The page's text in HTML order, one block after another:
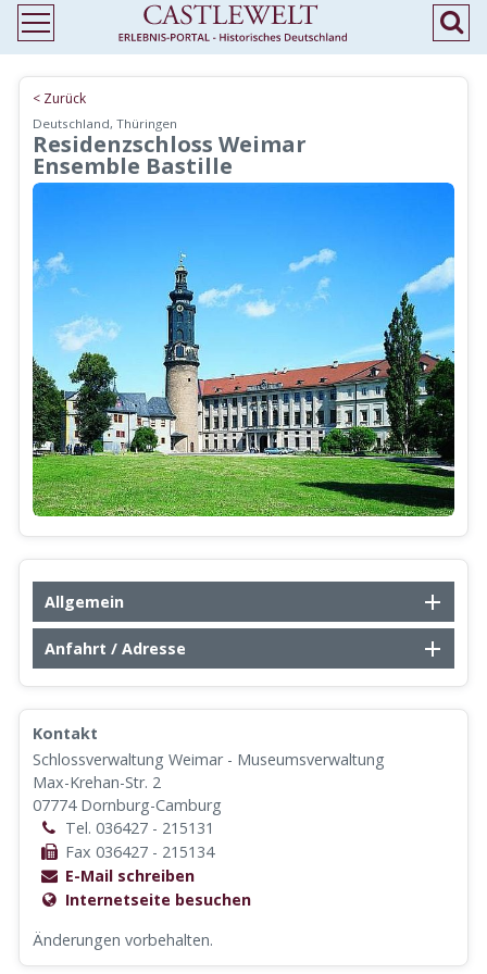
< Zurück
Deutschland, Thüringen
Residenzschloss Weimar
Ensemble Bastille
Allgemein
Anfahrt / Adresse
Kontakt
Schlossverwaltung Weimar - Museumsverwaltung
Max-Krehan-Str. 2
07774 Dornburg-Camburg
Tel. 036427 - 215131
Fax 036427 - 215134
E-Mail schreiben
Internetseite besuchen
Änderungen vorbehalten.